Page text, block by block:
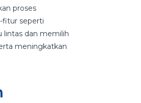
proses
fitur seperti
lintas dan memilih
meningkatkan